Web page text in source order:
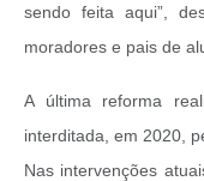
sendo feita aqui”,
moradores e pais de
A última reforma
interditada, em 2020,
Nas intervenções